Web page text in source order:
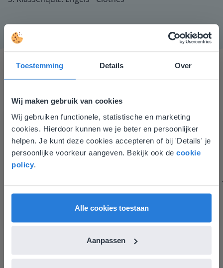
Toestemming Details Over
Wij maken gebruik van cookies
Wij gebruiken functionele, statistische en marketing
cookies. Hierdoor kunnen we je beter en persoonlijker
helpen. Je kunt deze cookies accepteren of bij 'Details' je
persoonlijke voorkeur aangeven. Bekijk ook de cookie
policy
Alle cookies toestaan
Aanpassen
Gynzy maakt het lesgeven zoveel eenvoudiger én
aantrekkelijker voor zowel de leerkracht als de
leerlingen. Bovendien bezorgt Gynzy me veel meer tijd
om echt elke leerling de nodige aandacht te geven.
Leefschool Het Droomschip
Deze website komt niet
overeen met je locatie
Gezien je locatie, denken we dat je misschien
liever naar de website voor English gaat. Hier
English
Vlaanderen